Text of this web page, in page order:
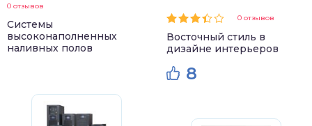
0 отзывов
Системы
высоконаполненных
наливных полов
0 отзывов
Восточный стиль в
дизайне интерьеров
8